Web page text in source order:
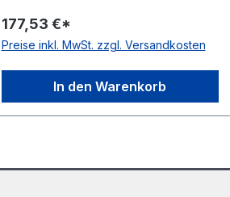
Drives Ausführung: ohne
Metallnieten antistatisch: nein
Gewebeeinlagen Farbe: rot
Rollenlänge: 30, 10 bzw. 2
177,53 €*
Preise inkl. MwSt. zzgl. Versandkosten
In den Warenkorb